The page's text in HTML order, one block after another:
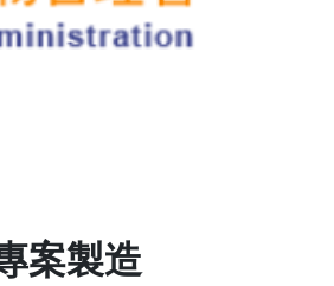
案製造